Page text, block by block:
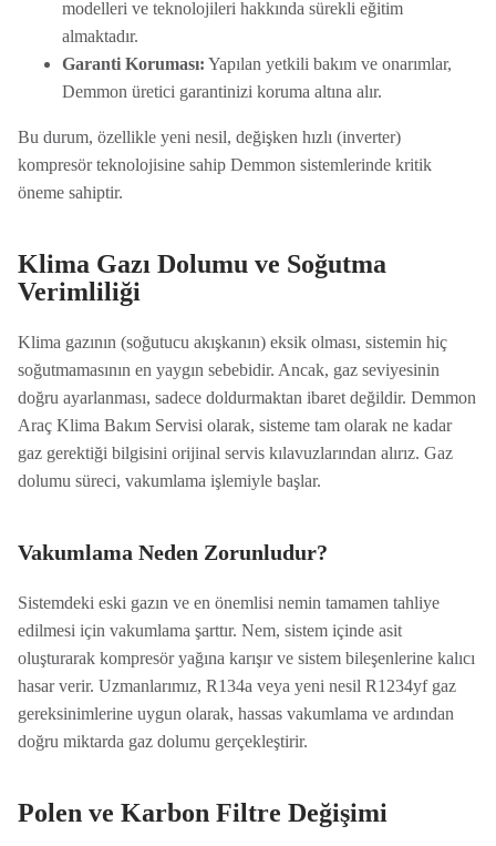
modelleri ve teknolojileri hakkında sürekli eğitim
almaktadır.
Garanti Koruması: Yapılan yetkili bakım ve onarımlar,
Demmon üretici garantinizi koruma altına alır.
Bu durum, özellikle yeni nesil, değişken hızlı (inverter)
kompresör teknolojisine sahip Demmon sistemlerinde kritik
öneme sahiptir.
Klima Gazı Dolumu ve Soğutma
Verimliliği
Klima gazının (soğutucu akışkanın) eksik olması, sistemin hiç
soğutmamasının en yaygın sebebidir. Ancak, gaz seviyesinin
doğru ayarlanması, sadece doldurmaktan ibaret değildir. Demmon
Araç Klima Bakım Servisi olarak, sisteme tam olarak ne kadar
gaz gerektiği bilgisini orijinal servis kılavuzlarından alırız. Gaz
dolumu süreci, vakumlama işlemiyle başlar.
Vakumlama Neden Zorunludur?
Sistemdeki eski gazın ve en önemlisi nemin tamamen tahliye
edilmesi için vakumlama şarttır. Nem, sistem içinde asit
oluşturarak kompresör yağına karışır ve sistem bileşenlerine kalıcı
hasar verir. Uzmanlarımız, R134a veya yeni nesil R1234yf gaz
gereksinimlerine uygun olarak, hassas vakumlama ve ardından
doğru miktarda gaz dolumu gerçekleştirir.
Polen ve Karbon Filtre Değişimi